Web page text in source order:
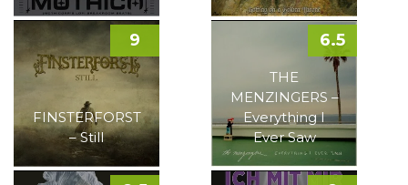
FINSTERFORST
– Still
9
THE
MENZINGERS –
Everything I
Ever Saw
6.5